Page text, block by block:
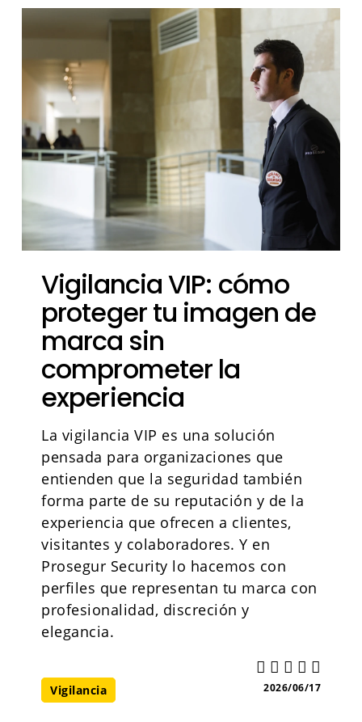
Vigilancia VIP: cómo
proteger tu imagen de
marca sin
comprometer la
experiencia
La vigilancia VIP es una solución
pensada para organizaciones que
entienden que la seguridad también
forma parte de su reputación y de la
experiencia que ofrecen a clientes,
visitantes y colaboradores. Y en
Prosegur Security lo hacemos con
perfiles que representan tu marca con
profesionalidad, discreción y
elegancia.
Vigilancia 2026/06/17